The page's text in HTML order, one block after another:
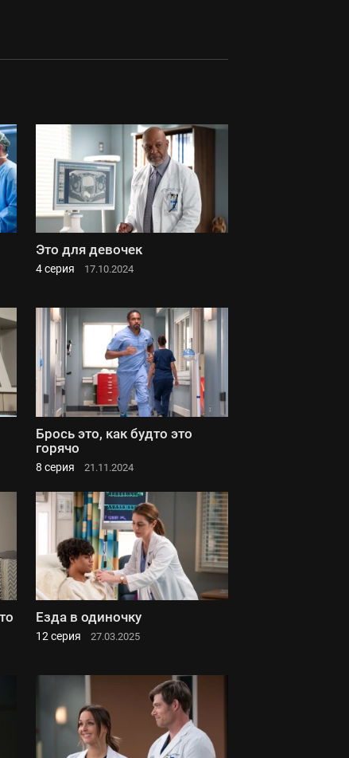
Это для девочек
4 серия 17.10.2024
Брось это, как будто это
горячо
8 серия 21.11.2024
Езда в одиночку
12 серия 27.03.2025